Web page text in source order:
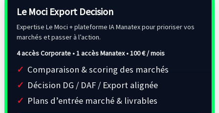
Le Moci Export Decision
Expertise Le Moci + plateforme IA Manatex pour prioriser vos
marchés et passer à l’action.
4 accès Corporate • 1 accès Manatex •100 € / mois
Comparaison & scoring des marchés
Décision DG / DAF / Export alignée
Plans d’entrée marché & livrables